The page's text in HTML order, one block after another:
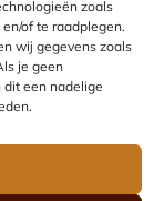
zoals
of te raadplegen.
wij gegevens zoals
je geen
een nadelige